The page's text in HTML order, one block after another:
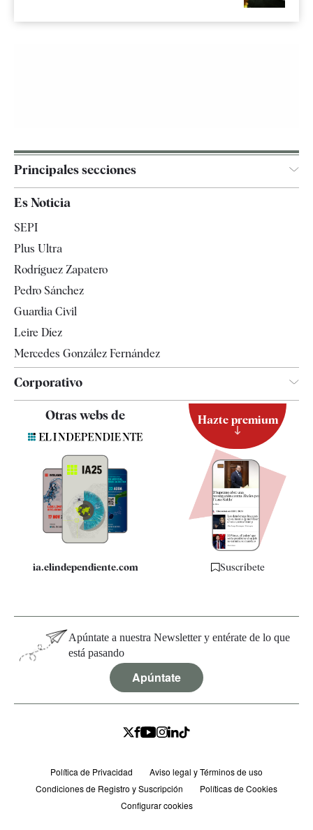
Principales secciones
Televisión
Es Noticia
SEPI
Plus Ultra
Rodríguez Zapatero
Pedro Sánchez
Guardia Civil
Leire Díez
Mercedes González Fernández
Corporativo
Quiénes somos
Especificaciones
Otras webs de
ia.elindependiente.com
Hazte premium
Suscríbete
Apúntate a nuestra Newsletter y entérate de lo que
está pasando
Apúntate
Política de Privacidad
Aviso legal y Términos de uso
Condiciones de Registro y Suscripción
Políticas de Cookies
Configurar cookies